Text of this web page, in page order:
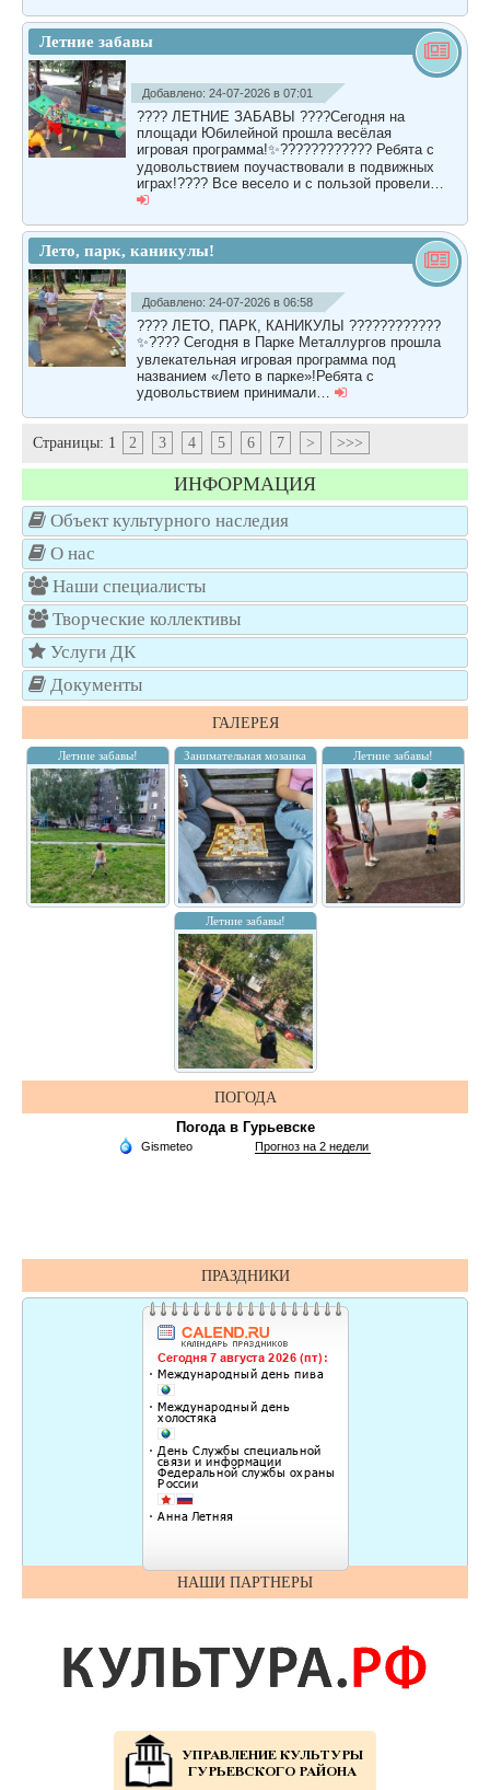
Летние забавы
Добавлено: 24-07-2026 в 07:01
???? ЛЕТНИЕ ЗАБАВЫ ????Сегодня на
площади Юбилейной прошла весёлая
игровая программа!✨???????????? Ребята с
удовольствием поучаствовали в подвижных
играх!???? Все весело и с пользой провели…
Лето, парк, каникулы!
Добавлено: 24-07-2026 в 06:58
???? ЛЕТО, ПАРК, КАНИКУЛЫ ????????????
✨???? Сегодня в Парке Металлургов прошла
увлекательная игровая программа под
названием «Лето в парке»!Ребята с
удовольствием принимали…
Страницы: 1 2 3 4 5 6 7 > >>>
ИНФОРМАЦИЯ
Объект культурного наследия
О нас
Наши специалисты
Творческие коллективы
Услуги ДК
Документы
ГАЛЕРЕЯ
Летние забавы! Занимательная мозаика Летние забавы!
Летние забавы!
ПОГОДА
Погода в Гурьевске
ПРАЗДНИКИ
НАШИ ПАРТНЕРЫ